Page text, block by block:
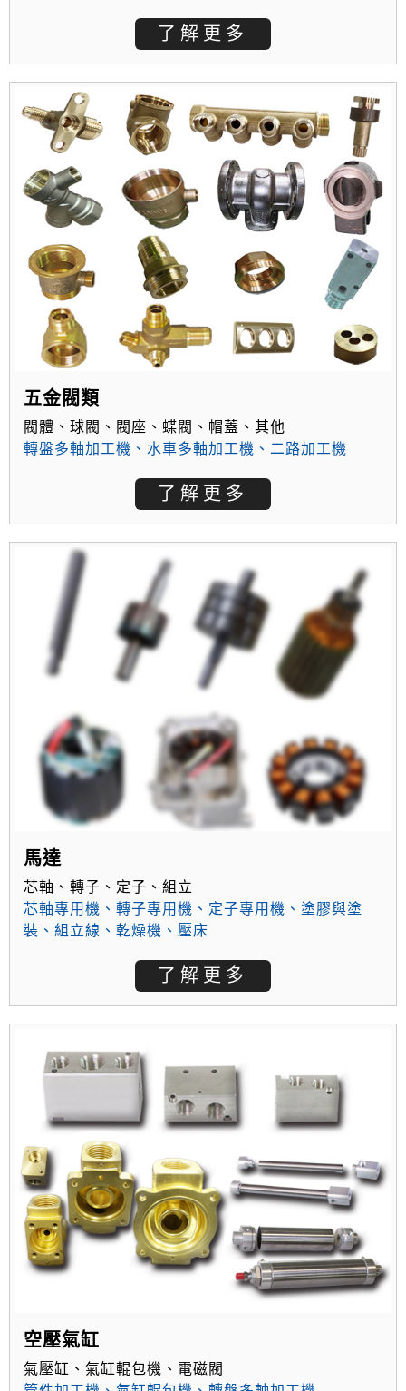
了解更多
五金閥類
閥體、球閥、閥座、蝶閥、帽蓋、其他
轉盤多軸加工機 、 水車多軸加工機 、 二路加工機
了解更多
馬達
芯軸、轉子、定子、組立
芯軸專用機 、 轉子專用機 、 定子專用機 、 塗膠與塗
裝 、 組立線 、 乾燥機 、 壓床
了解更多
空壓氣缸
氣壓缸、氣缸輥包機、電磁閥